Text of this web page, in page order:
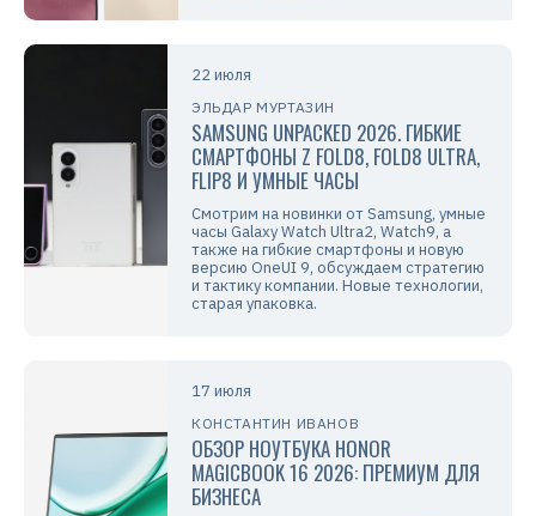
22 июля
ЭЛЬДАР МУРТАЗИН
SAMSUNG UNPACKED 2026. ГИБКИЕ
СМАРТФОНЫ Z FOLD8, FOLD8 ULTRA,
FLIP8 И УМНЫЕ ЧАСЫ
Смотрим на новинки от Samsung, умные
часы Galaxy Watch Ultra2, Watch9, а
также на гибкие смартфоны и новую
версию OneUI 9, обсуждаем стратегию
и тактику компании. Новые технологии,
старая упаковка.
17 июля
КОНСТАНТИН ИВАНОВ
ОБЗОР НОУТБУКА HONOR
MAGICBOOK 16 2026: ПРЕМИУМ ДЛЯ
БИЗНЕСА